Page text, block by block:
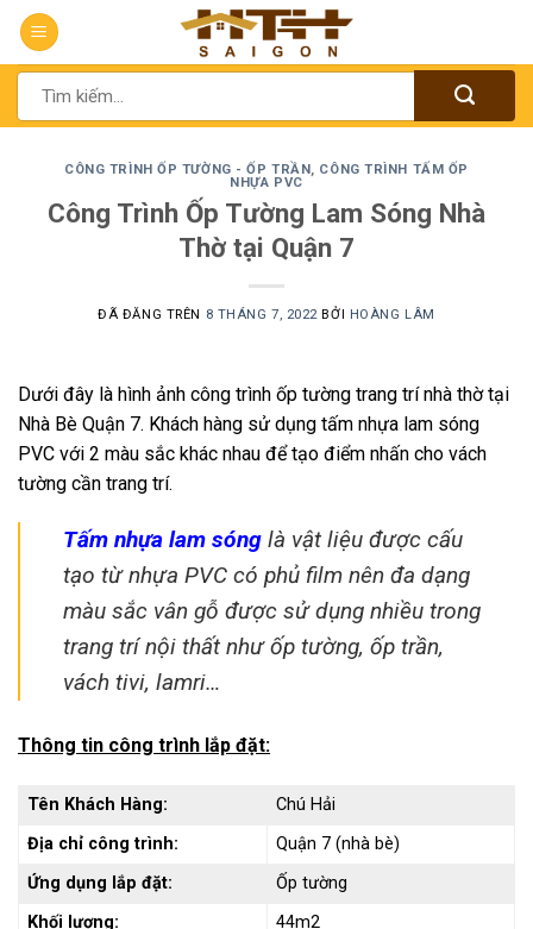
Chuyển
đến
nộiTìm
kiếm:
CÔNG TRÌNH ỐP TƯỜNG - ỐP TRẦN, CÔNG TRÌNH TẤM ỐP
NHỰA PVC
Công Trình Ốp Tường Lam Sóng Nhà
Thờ tại Quận 7
ĐÃ ĐĂNG TRÊN 8 THÁNG 7, 2022 BỞI HOÀNG LÂM
Dưới đây là hình ảnh công trình ốp tường trang trí nhà thờ tại
Nhà Bè Quận 7. Khách hàng sử dụng tấm nhựa lam sóng
PVC với 2 màu sắc khác nhau để tạo điểm nhấn cho vách
tường cần trang trí.
Tấm nhựa lam sóng là vật liệu được cấu
tạo từ nhựa PVC có phủ film nên đa dạng
màu sắc vân gỗ được sử dụng nhiều trong
trang trí nội thất như ốp tường, ốp trần,
vách tivi, lamri…
Thông tin công trình lắp đặt:
Tên Khách Hàng:
Chú Hải
Địa chỉ công trình:
Quận 7 (nhà bè)
Ứng dụng lắp đặt:
Ốp tường
Khối lượng:
44m2